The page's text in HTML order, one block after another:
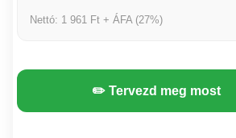
Nettó: 1 961 Ft + ÁFA (27%)
✏️ Tervezd meg most